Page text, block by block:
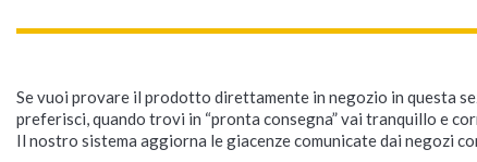
Se vuoi provare il prodotto direttamente in negozio in questa
preferisci, quando trovi in “pronta consegna” vai tranquillo e
Il nostro sistema aggiorna le giacenze comunicate dai negozi